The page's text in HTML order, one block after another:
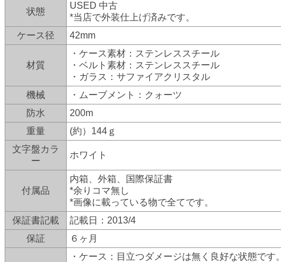
状態
USED 中古
*当店で外装仕上げ済みです。
ケース径
42mm
材質
・ケース素材：ステンレススチール
・ベルト素材：ステンレススチール
・ガラス：サファイアクリスタル
機械
・ムーブメント：クォーツ
防水
200m
重量
(約）144ｇ
文字盤カラ
ー
ホワイト
付属品
内箱、外箱、国際保証書
*余りコマ無し
*画像に載っている物で全てです。
保証書記載
記載日：2013/4
保証
６ヶ月
・ケース：目立つダメージは無く良好な状態です。